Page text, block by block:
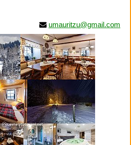
umauritzu@gmail.com